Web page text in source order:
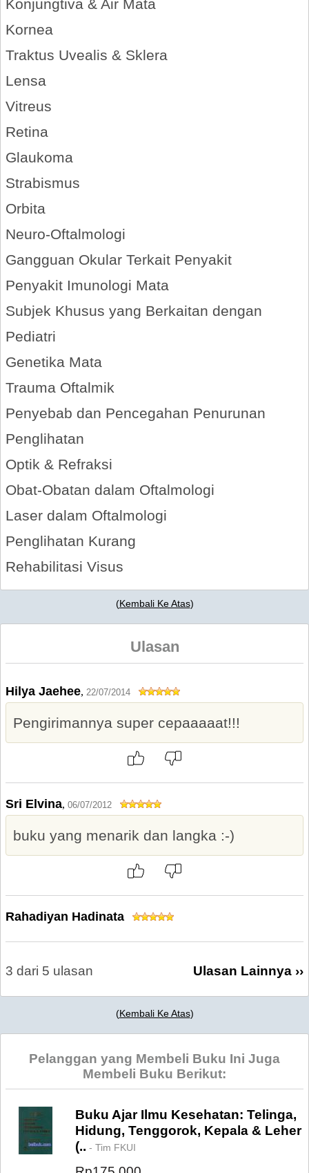
Konjungtiva & Air Mata
Kornea
Traktus Uvealis & Sklera
Lensa
Vitreus
Retina
Glaukoma
Strabismus
Orbita
Neuro-Oftalmologi
Gangguan Okular Terkait Penyakit
Penyakit Imunologi Mata
Subjek Khusus yang Berkaitan dengan
Pediatri
Genetika Mata
Trauma Oftalmik
Penyebab dan Pencegahan Penurunan
Penglihatan
Optik & Refraksi
Obat-Obatan dalam Oftalmologi
Laser dalam Oftalmologi
Penglihatan Kurang
Rehabilitasi Visus
(Kembali Ke Atas)
Ulasan
Hilya Jaehee, 22/07/2014
Pengirimannya super cepaaaaat!!!
Sri Elvina, 06/07/2012
buku yang menarik dan langka :-)
Rahadiyan Hadinata
3 dari 5 ulasan Ulasan Lainnya ››
(Kembali Ke Atas)
Pelanggan yang Membeli Buku Ini Juga
Membeli Buku Berikut:
Buku Ajar Ilmu Kesehatan: Telinga,
Hidung, Tenggorok, Kepala & Leher
(.. - Tim FKUI